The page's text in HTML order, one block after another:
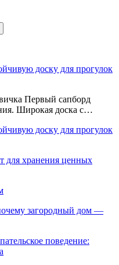
доску для прогулок
Первый сапборд
Широкая доска с…
доску для прогулок
для хранения ценных
загородный дом —
поведение: